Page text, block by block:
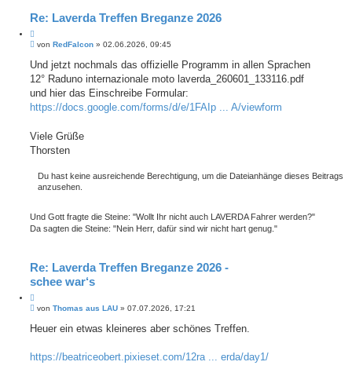
Re: Laverda Treffen Breganze 2026
i
e
e
n
B
r
a
von RedFalcon » 02.06.2026, 09:45
Und jetzt nochmals das offizielle Programm in allen Sprachen
12° Raduno internazionale moto laverda_260601_133116.pdf
und hier das Einschreibe Formular:
https://docs.google.com/forms/d/e/1FAIp ... A/viewform
Viele Grüße
Thorsten
Du hast keine ausreichende Berechtigung, um die Dateianhänge dieses Beitrags
anzusehen.
Und Gott fragte die Steine: "Wollt Ihr nicht auch LAVERDA Fahrer werden?"
Da sagten die Steine: "Nein Herr, dafür sind wir nicht hart genug."
Re: Laverda Treffen Breganze 2026 -
schee war‘s
i
e
B
i
a
von Thomas aus LAU » 07.07.2026, 17:21
Heuer ein etwas kleineres aber schönes Treffen.
https://beatriceobert.pixieset.com/12ra ... erda/day1/